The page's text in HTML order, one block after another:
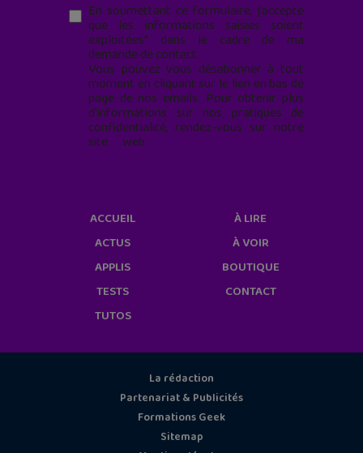
En soumettant ce formulaire, j’accepte
que les informations saisies soient
exploitées* dans le cadre de ma
demande de contact.
Vous pouvez vous désabonner à tout
moment en cliquant sur le lien en bas de
page de nos emails. Pour obtenir plus
d'informations sur nos pratiques de
confidentialité, rendez-vous sur notre
site web
ACCUEIL
ACTUS
APPLIS
TESTS
TUTOS
À LIRE
À VOIR
BOUTIQUE
CONTACT
La rédaction
Partenariat & Publicités
Formations Geek
Sitemap